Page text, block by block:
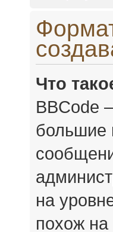
Что
BBCode
большие
на
похож на